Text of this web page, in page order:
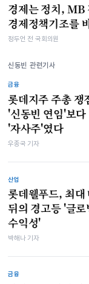
경제는 정치, MB
경제정책기조를
정두언 전 국회의원
신동빈 관련기사
금융
롯데지주 주총 쟁
'신동빈 연임'보다
'자사주'였다
우종국 기자
산업
롯데웰푸드, 최대
뒤의 경고등 '글로
수익성'
박해나 기자
금융